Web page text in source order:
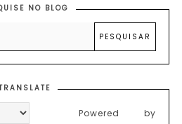
NO BLOG
Powered by